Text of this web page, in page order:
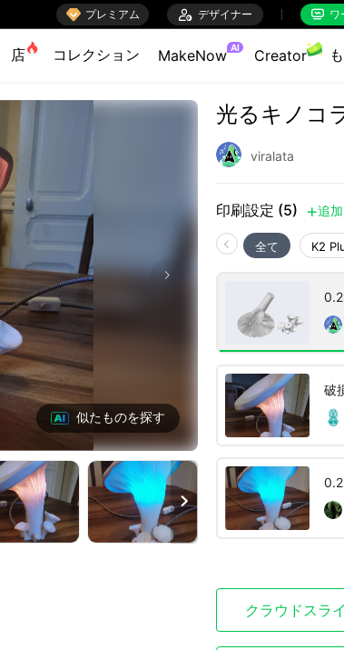
 プレミアム  デザイナー  ワ
店 コレクション MakeNow AI Creator
似たものを探す

光るキノコ
viralata
印刷設定 (5) 追加
全て K2
破
フ
クラウドスラ